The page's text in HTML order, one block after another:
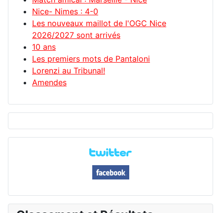
Nice- Nimes : 4-0
Les nouveaux maillot de l'OGC Nice
2026/2027 sont arrivés
10 ans
Les premiers mots de Pantaloni
Lorenzi au Tribunal!
Amendes